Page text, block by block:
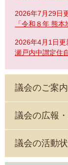
2026年7月29日
「令和８年 熊
2026年4月1日更
瀬戸内中讃定住
議会のご案内
議会の広報
議会の活動